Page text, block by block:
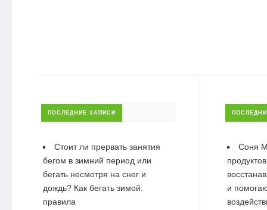
ПОСЛЕДНИЕ ЗАПИСИ
Стоит ли прервать занятия
бегом в зимний период или
бегать несмотря на снег и
дождь? Как бегать зимой:
правила
Соня
и